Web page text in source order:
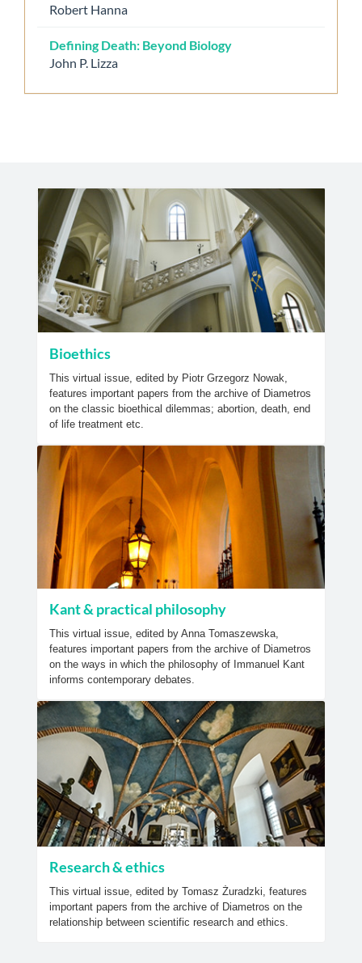
Robert Hanna
Defining Death: Beyond Biology
John P. Lizza
Bioethics
This virtual issue, edited by Piotr Grzegorz Nowak,
features important papers from the archive of Diametros
on the classic bioethical dilemmas; abortion, death, end
of life treatment etc.
Kant & practical philosophy
This virtual issue, edited by Anna Tomaszewska,
features important papers from the archive of Diametros
on the ways in which the philosophy of Immanuel Kant
informs contemporary debates.
Research & ethics
This virtual issue, edited by Tomasz Żuradzki, features
important papers from the archive of Diametros on the
relationship between scientific research and ethics.